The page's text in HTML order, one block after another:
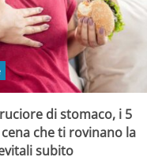
di stomaco, i 5
che ti rovinano la
subito